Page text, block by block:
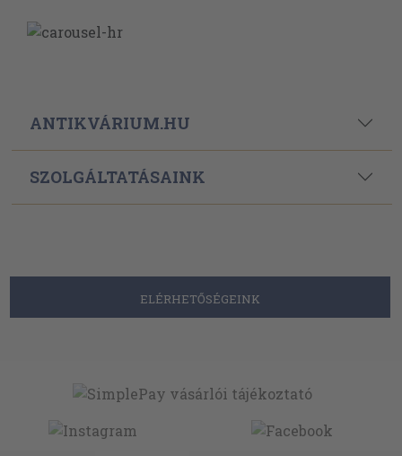
ANTIKVÁRIUM.HU
SZOLGÁLTATÁSAINK
ELÉRHETŐSÉGEINK